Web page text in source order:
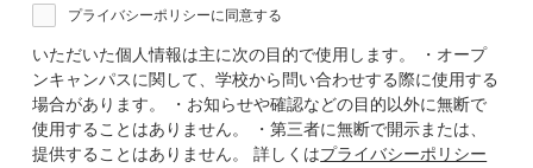
プライバシーポリシーに同意する
いただいた個人情報は主に次の目的で使用します。 ・オープ
ンキャンパスに関して、学校から問い合わせする際に使用する
場合があります。 ・お知らせや確認などの目的以外に無断で
使用することはありません。 ・第三者に無断で開示または、
提供することはありません。 詳しくはプライバシーポリシー